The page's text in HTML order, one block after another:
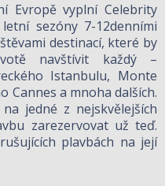
Evropě vyplní Celebrity
sezóny 7-12denními
destinací, které by
navštívit každý –
Istanbulu, Monte
Cannes a mnoha dalších.
jedné z nejskvělejších
zarezervovat už teď.
plavbách na její